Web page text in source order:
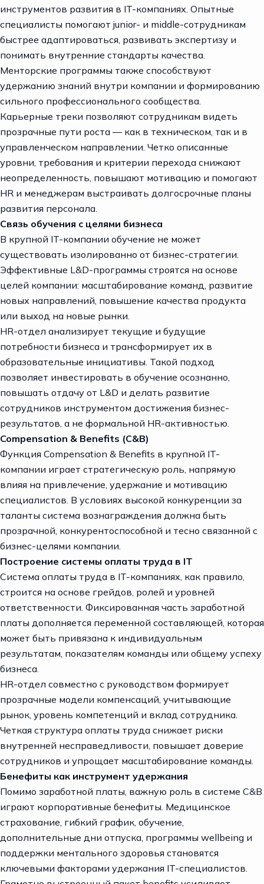
инструментов развития в IT-компаниях. Опытные
специалисты помогают junior- и middle-сотрудникам
быстрее адаптироваться, развивать экспертизу и
понимать внутренние стандарты качества.
Менторские программы также способствуют
удержанию знаний внутри компании и формированию
сильного профессионального сообщества.
Карьерные треки позволяют сотрудникам видеть
прозрачные пути роста — как в техническом, так и в
управленческом направлении. Четко описанные
уровни, требования и критерии перехода снижают
неопределенность, повышают мотивацию и помогают
HR и менеджерам выстраивать долгосрочные планы
развития персонала.
Связь обучения с целями бизнеса
В крупной IT-компании обучение не может
существовать изолированно от бизнес-стратегии.
Эффективные L&D-программы строятся на основе
целей компании: масштабирование команд, развитие
новых направлений, повышение качества продукта
или выход на новые рынки.
HR-отдел анализирует текущие и будущие
потребности бизнеса и трансформирует их в
образовательные инициативы. Такой подход
позволяет инвестировать в обучение осознанно,
повышать отдачу от L&D и делать развитие
сотрудников инструментом достижения бизнес-
результатов, а не формальной HR-активностью.
Compensation & Benefits (C&B)
Функция Compensation & Benefits в крупной IT-
компании играет стратегическую роль, напрямую
влияя на привлечение, удержание и мотивацию
специалистов. В условиях высокой конкуренции за
таланты система вознаграждения должна быть
прозрачной, конкурентоспособной и тесно связанной с
бизнес-целями компании.
Построение системы оплаты труда в IT
Система оплаты труда в IT-компаниях, как правило,
строится на основе грейдов, ролей и уровней
ответственности. Фиксированная часть заработной
платы дополняется переменной составляющей, которая
может быть привязана к индивидуальным
результатам, показателям команды или общему успеху
бизнеса.
HR-отдел совместно с руководством формирует
прозрачные модели компенсаций, учитывающие
рынок, уровень компетенций и вклад сотрудника.
Четкая структура оплаты труда снижает риски
внутренней несправедливости, повышает доверие
сотрудников и упрощает масштабирование команды.
Бенефиты как инструмент удержания
Помимо заработной платы, важную роль в системе C&B
играют корпоративные бенефиты. Медицинское
страхование, гибкий график, обучение,
дополнительные дни отпуска, программы wellbeing и
поддержки ментального здоровья становятся
ключевыми факторами удержания IT-специалистов.